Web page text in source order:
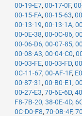
00-19-E7, 00-17-0F,
00-15-FA, 00-15-63,
00-13-19, 00-13-1A,
00-0E-38, 00-0C-86,
00-06-D6, 00-07-85,
00-08-A3, 00-04-C0,
00-03-FE, 00-03-FD,
0C-11-67, 00-AF-1F,
00-87-31 , 00-B0-E1 ,
00-27-E3, 70-6E-6D,
F8-7B-20, 38-0E-4D,
0C-D0-F8, 70-0B-4F,